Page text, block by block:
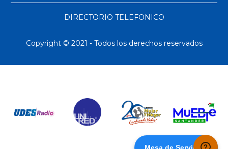
DIRECTORIO TELEFONICO
Copyright © 2021 - Todos los derechos reservados